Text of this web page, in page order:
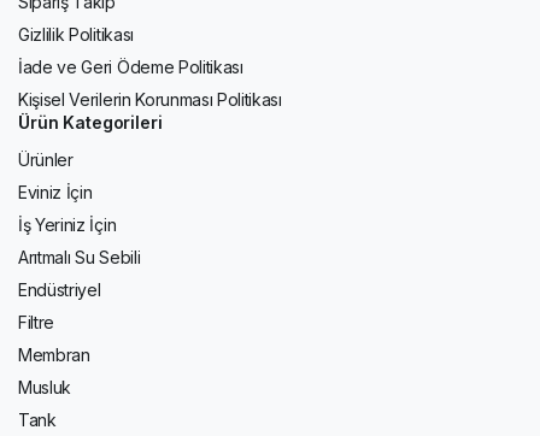
Gizlilik Politikası
İade ve Geri Ödeme Politikası
Kişisel Verilerin Korunması Politikası
Ürün Kategorileri
Ürünler
Eviniz İçin
İş Yeriniz İçin
Arıtmalı Su Sebili
Endüstriyel
Filtre
Membran
Musluk
Tank